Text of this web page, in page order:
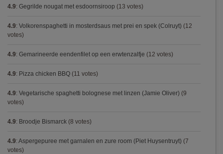
4.9: Gegrilde nougat met esdoornsiroop (13 votes)
4.9: Volkorenspaghetti in mosterdsaus met prei en spek (Colruyt) (12
votes)
4.9: Gemarineerde eendenfilet op een erwtenzalfje (12 votes)
4.9: Pizza chicken BBQ (11 votes)
4.9: Vegetarische spaghetti bolognese met linzen (Jamie Oliver) (9
votes)
4.9: Broodje Bismarck (8 votes)
4.9: Aspergepuree met garnalen en zure room (Piet Huysentruyt) (7
votes)